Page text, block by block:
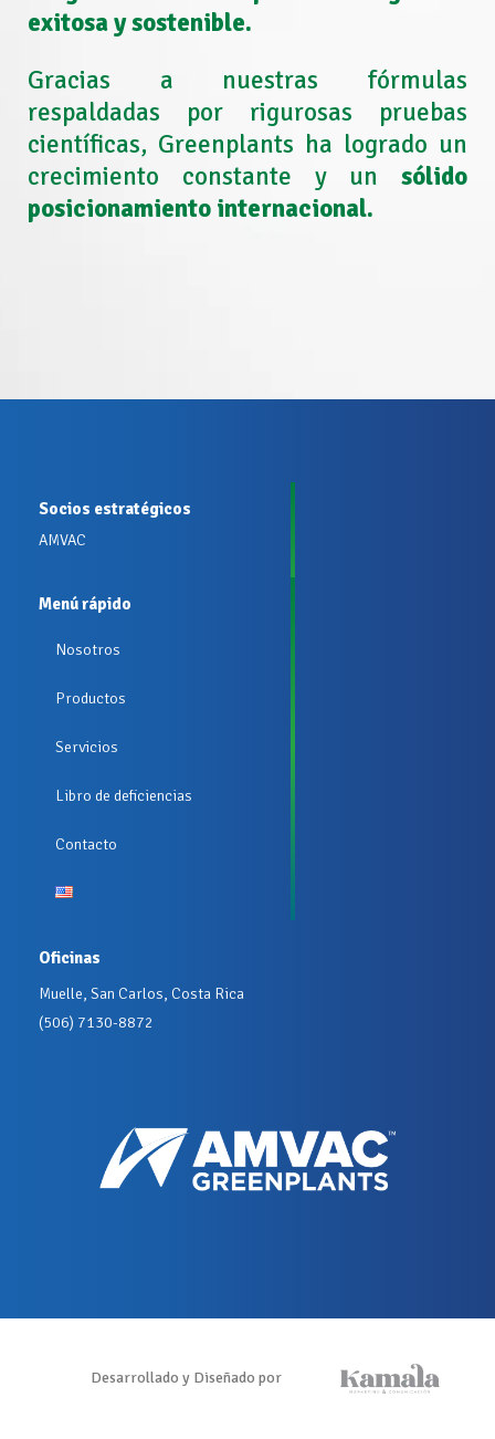
exitosa y sostenible.
Gracias a nuestras fórmulas
respaldadas por rigurosas pruebas
científicas, Greenplants ha logrado un
crecimiento constante y un sólido
posicionamiento internacional.
Socios estratégicos
AMVAC
Menú rápido
Nosotros
Productos
Servicios
Libro de deficiencias
Contacto
Oficinas
Muelle, San Carlos, Costa Rica
(506) 7130-8872
Desarrollado y Diseñado por